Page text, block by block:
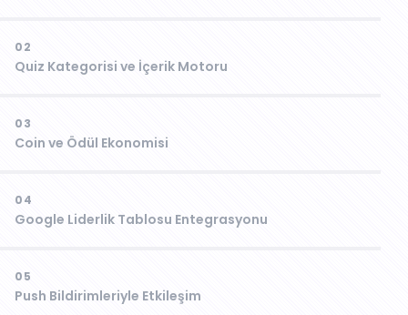
02
Quiz Kategorisi ve İçerik Motoru
03
Coin ve Ödül Ekonomisi
04
Google Liderlik Tablosu Entegrasyonu
05
Push Bildirimleriyle Etkileşim